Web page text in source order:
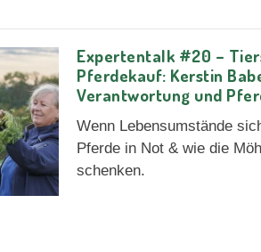
Expertentalk #20 –
Pferdekauf: Kerstin
Verantwortung und
Wenn Lebensumstände
Pferde in Not & wie die
schenken.